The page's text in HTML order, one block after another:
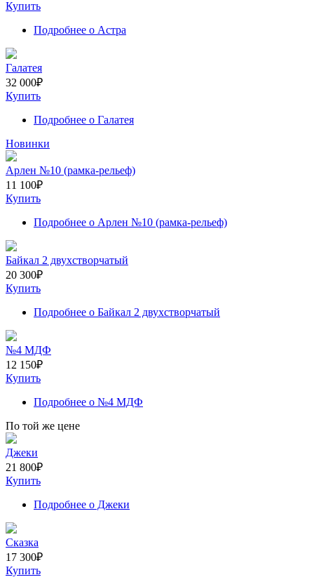
Купить
Подробнее о Астра
Галатея
32 000₽
Купить
Подробнее о Галатея
Новинки
Арлен №10 (рамка-рельеф)
11 100₽
Купить
Подробнее о Арлен №10 (рамка-рельеф)
Байкал 2 двухстворчатый
20 300₽
Купить
Подробнее о Байкал 2 двухстворчатый
№4 МДФ
12 150₽
Купить
Подробнее о №4 МДФ
По той же цене
Джеки
21 800₽
Купить
Подробнее о Джеки
Сказка
17 300₽
Купить